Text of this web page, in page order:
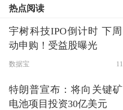
可以7×24小时交易，
具有很高的效率；同
少于传统的商业 银行
资产之间的交易关系
热点阅读
宇树科技IPO倒计时 下
动申购！受益股曝光
数据宝
特朗普宣布：将向关键
电池项目投资30亿美元